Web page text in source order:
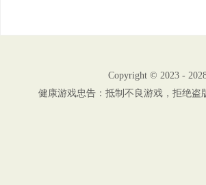
Copyright © 2023 -
健康游戏忠告：抵制不良游戏，拒绝